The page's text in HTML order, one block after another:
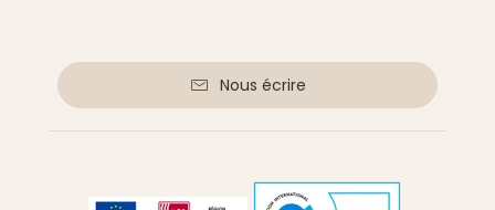
Nous écrire